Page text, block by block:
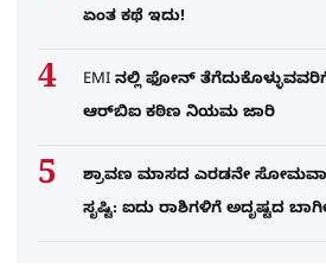
ಏಂತ ಕಥೆ ಇದು!
EMI ನಲ್ಲಿ ಫೋನ್​
ಆರ್‌ಬಿಐ ಕಠಿಣ ನಿಯಮ ಜಾರಿ
ಶ್ರಾವಣ ಮಾಸದ ಎರಡನೇ
ಸೃಷ್ಟಿ: ಐದು ರಾಶಿಗಳಿಗೆ ಅದೃಷ್ಟದ